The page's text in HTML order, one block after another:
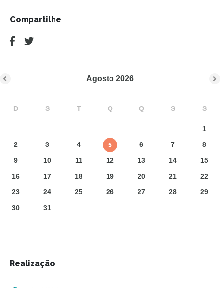
Compartilhe
Agosto 2026
D S T Q Q S S
1
2
3 4 5 6 7
8
9
10 11 12 13 14
15
16
17 18 19 20 21
22
23
24 25 26 27 28
29
30
31
Realização